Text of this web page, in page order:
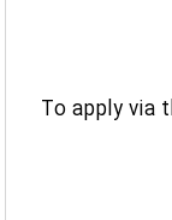
To apply via